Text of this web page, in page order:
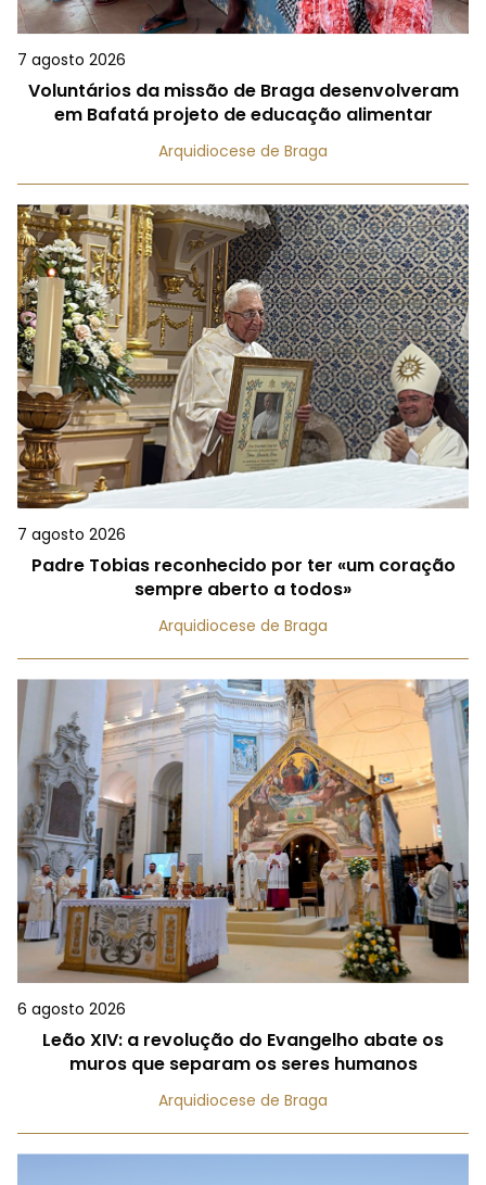
7 agosto 2026
Voluntários da missão de Braga desenvolveram
em Bafatá projeto de educação alimentar
Arquidiocese de Braga
7 agosto 2026
Padre Tobias reconhecido por ter «um coração
sempre aberto a todos»
Arquidiocese de Braga
6 agosto 2026
Leão XIV: a revolução do Evangelho abate os
muros que separam os seres humanos
Arquidiocese de Braga